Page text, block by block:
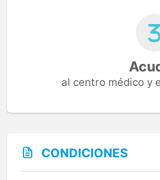
al centro médico y
CONDICIONES